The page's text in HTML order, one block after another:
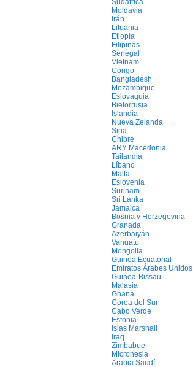
Sudáfrica
Moldavia
Irán
Lituania
Etiopía
Filipinas
Senegal
Vietnam
Congo
Bangladesh
Mozambique
Eslovaquia
Bielorrusia
Islandia
Nueva Zelanda
Siria
Chipre
ARY Macedonia
Tailandia
Líbano
Malta
Eslovenia
Surinam
Sri Lanka
Jamaica
Bosnia y Herzegovina
Granada
Azerbaiyán
Vanuatu
Mongolia
Guinea Ecuatorial
Emiratos Árabes Unidos
Guinea-Bissau
Malasia
Ghana
Corea del Sur
Cabo Verde
Estonia
Islas Marshall
Iraq
Zimbabue
Micronesia
Arabia Saudí